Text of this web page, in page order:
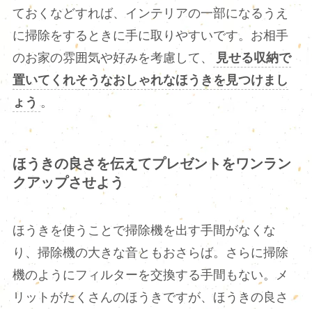
ておくなどすれば、インテリアの一部になるうえ
に掃除をするときに手に取りやすいです。お相手
のお家の雰囲気や好みを考慮して、
見せる収納で
置いてくれそうなおしゃれなほうきを見つけまし
ょう 。
ほうきの良さを伝えてプレゼントをワンラン
クアップさせよう
ほうきを使うことで掃除機を出す手間がなくな
り、掃除機の大きな音ともおさらば。さらに掃除
機のようにフィルターを交換する手間もない。メ
リットがたくさんのほうきですが、ほうきの良さ